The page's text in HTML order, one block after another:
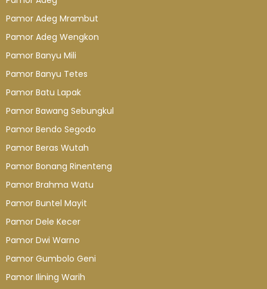
Pamor Adeg Mrambut
Pamor Adeg Wengkon
Pamor Banyu Mili
Pamor Banyu Tetes
Pamor Batu Lapak
Pamor Bawang Sebungkul
Pamor Bendo Segodo
Pamor Beras Wutah
Pamor Bonang Rinenteng
Pamor Brahma Watu
Pamor Buntel Mayit
Pamor Dele Kecer
Pamor Dwi Warno
Pamor Gumbolo Geni
Pamor Ilining Warih